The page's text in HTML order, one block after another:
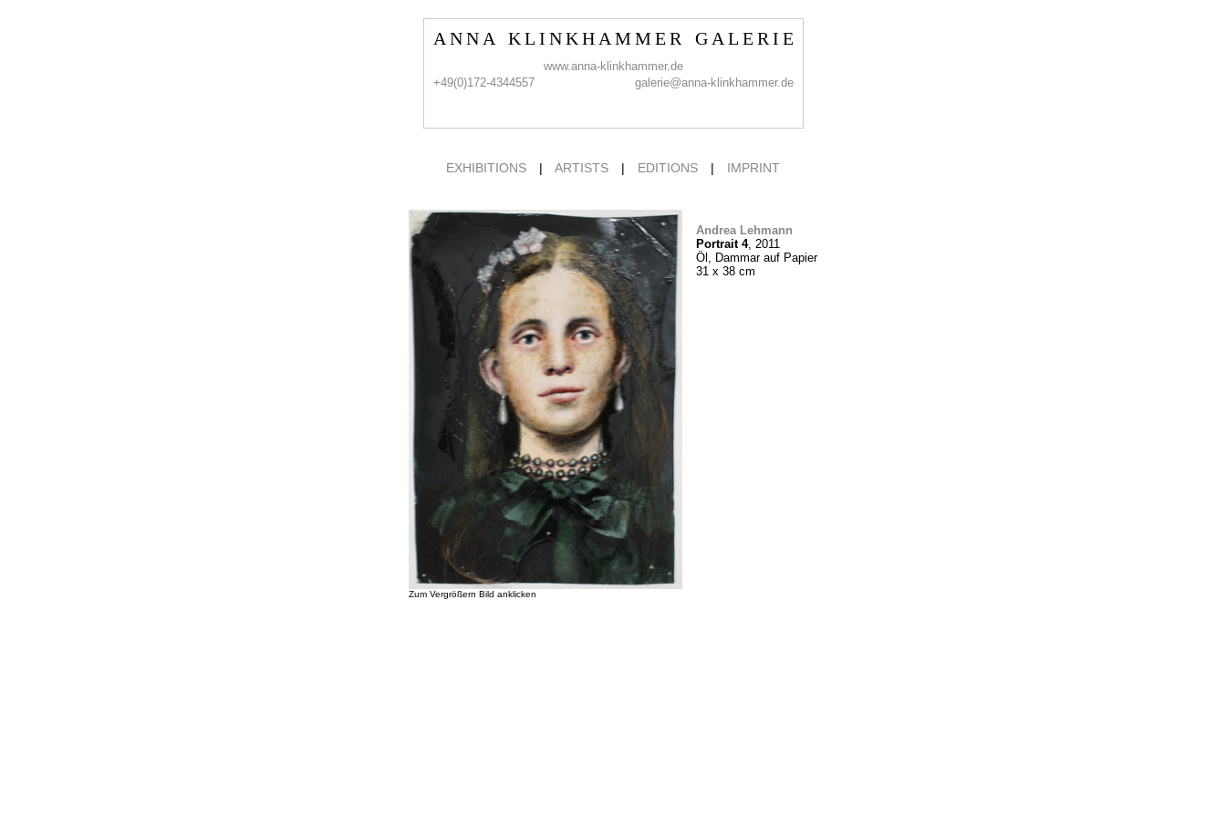
A N N A K L I N K H A M M E R G A L E R I E
www.anna-klinkhammer.de
+49(0)172-4344557
galerie@anna-klinkhammer.de
EXHIBITIONS | ARTISTS | EDITIONS | IMPRINT
Zum Vergrößern Bild anklicken
Andrea Lehmann
Portrait 4, 2011
Öl, Dammar auf Papier
31 x 38 cm